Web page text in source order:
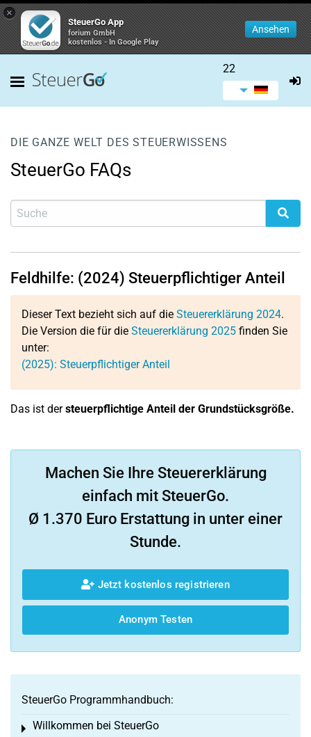
×
SteuerGo App
forium GmbH
kostenlos - In Google Play
Ansehen
22
DIE GANZE WELT DES STEUERWISSENS
SteuerGo FAQs
Feldhilfe: (2024) Steuerpflichtiger Anteil
Dieser Text bezieht sich auf die Steuererklärung 2024.
Die Version die für die Steuererklärung 2025 finden Sie
unter:
(2025): Steuerpflichtiger Anteil
Das ist dersteuerpflichtige Anteil der Grundstücksgröße.
Machen Sie Ihre Steuererklärung
einfach mit SteuerGo.
Ø 1.370 Euro Erstattung in unter einer
Stunde.
Jetzt kostenlos registrieren
Anonym Testen
SteuerGo Programmhandbuch:
Willkommen bei SteuerGo
Toggle menu